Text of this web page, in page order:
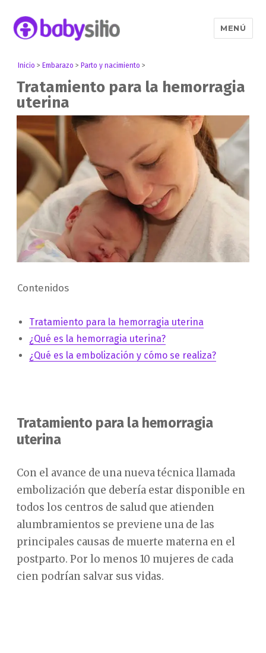
MENÚ
Inicio > Embarazo > Parto y nacimiento >
Tratamiento para la hemorragia
uterina
Contenidos
Tratamiento para la hemorragia uterina
¿Qué es la hemorragia uterina?
¿Qué es la embolización y cómo se realiza?
Tratamiento para la hemorragia
uterina
Con el avance de una nueva técnica llamada
embolización que debería estar disponible en
todos los centros de salud que atienden
alumbramientos se previene una de las
principales causas de muerte materna en el
postparto. Por lo menos 10 mujeres de cada
cien podrían salvar sus vidas.